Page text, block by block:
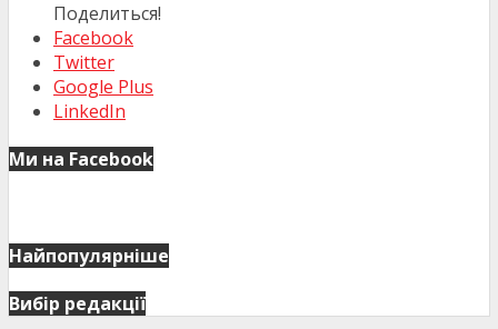
Поделиться!
Facebook
Twitter
Google Plus
LinkedIn
Ми на Facebook
Найпопулярніше
Вибір редакції